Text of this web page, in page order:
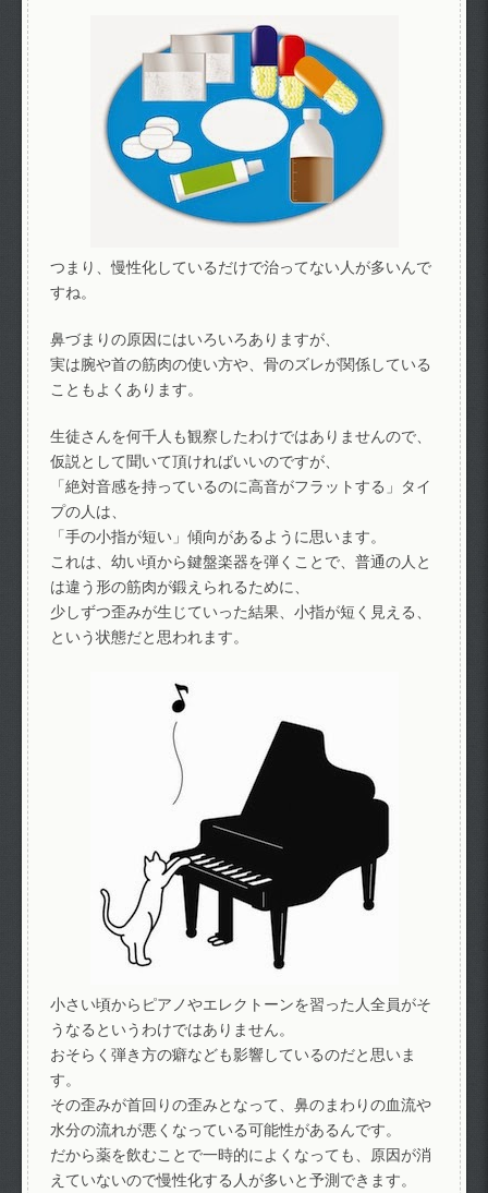
つまり、慢性化しているだけで治ってない人が多いんで
すね。
鼻づまりの原因にはいろいろありますが、
実は腕や首の筋肉の使い方や、骨のズレが関係している
こともよくあります。
生徒さんを何千人も観察したわけではありませんので、
仮説として聞いて頂ければいいのですが、
「絶対音感を持っているのに高音がフラットする」タイ
プの人は、
「手の小指が短い」傾向があるように思います。
これは、幼い頃から鍵盤楽器を弾くことで、普通の人と
は違う形の筋肉が鍛えられるために、
少しずつ歪みが生じていった結果、小指が短く見える、
という状態だと思われます。
小さい頃からピアノやエレクトーンを習った人全員がそ
うなるというわけではありません。
おそらく弾き方の癖なども影響しているのだと思いま
す。
その歪みが首回りの歪みとなって、鼻のまわりの血流や
水分の流れが悪くなっている可能性があるんです。
だから薬を飲むことで一時的によくなっても、原因が消
えていないので慢性化する人が多いと予測できます。